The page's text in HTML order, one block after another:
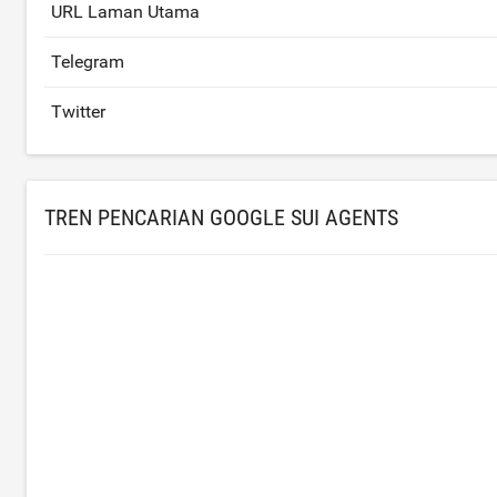
URL Laman Utama
Telegram
Twitter
TREN PENCARIAN GOOGLE SUI AGENTS